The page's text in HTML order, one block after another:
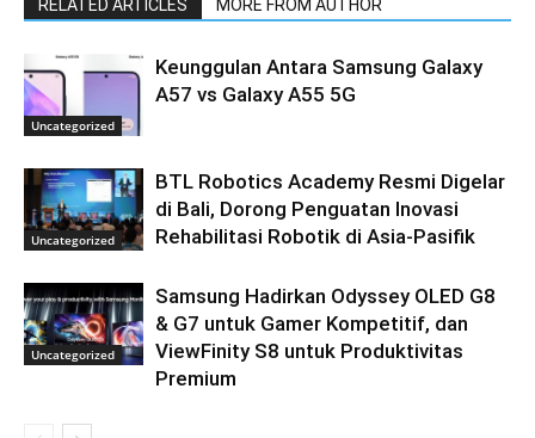
RELATED ARTICLES MORE FROM AUTHOR
Uncategorized
Keunggulan Antara Samsung Galaxy
A57 vs Galaxy A55 5G
Uncategorized
BTL Robotics Academy Resmi Digelar
di Bali, Dorong Penguatan Inovasi
Rehabilitasi Robotik di Asia-Pasifik
Uncategorized
Samsung Hadirkan Odyssey OLED G8
& G7 untuk Gamer Kompetitif, dan
ViewFinity S8 untuk Produktivitas
Premium